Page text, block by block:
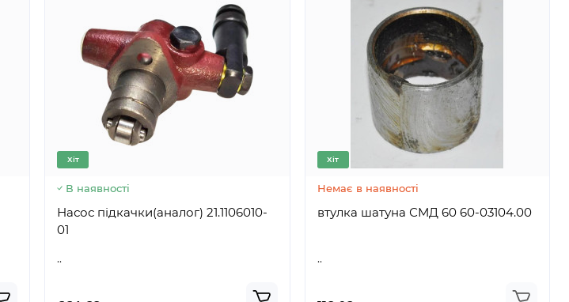
Хіт
В наявності
Насос підкачки(аналог) 21.1106010-
01
..
Хіт
Немає в наявності
втулка шатуна СМД 60 60-03104.00
..